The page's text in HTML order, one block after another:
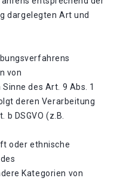
dargelegten Art und
von
des Art. 9 Abs. 1
deren Verarbeitung
DSGVO (z.B.
oder ethnische
Kategorien von